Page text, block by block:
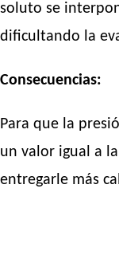
soluto se
dificultando la
Consecuencias:
Para que la
un valor igual a
entregarle más